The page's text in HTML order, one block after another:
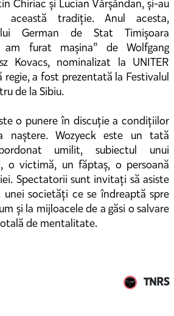
Chiriac și Lucian Vărșăndan, și-au
această tradiție. Anul acesta,
German de Stat Timișoara
am furat mașina” de Wolfgang
Kovacs, nominalizat la UNITER
a fost prezentată la Festivalul
de la Sibiu.
o punere în discuție a condițiilor
Wozyeck este un tată
umilit, subiectul unui
o victimă, un făptaș, o persoană
Spectatorii sunt invitați să asiste
unei societăți ce se îndreaptă spre
și la mijloacele de a găsi o salvare
de mentalitate.
TNRS